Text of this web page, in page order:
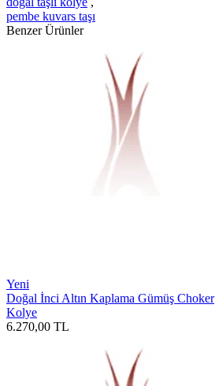
pembe kuvars taşı
Benzer Ürünler
Yeni
Doğal İnci Altın Kaplama Gümüş Choker
Kolye
6.270,00 TL